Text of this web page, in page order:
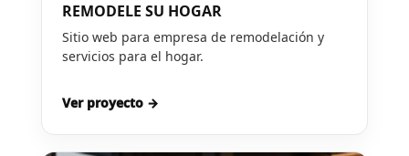
REMODELE SU HOGAR
Sitio web para empresa de remodelación y
servicios para el hogar.
Ver proyecto →